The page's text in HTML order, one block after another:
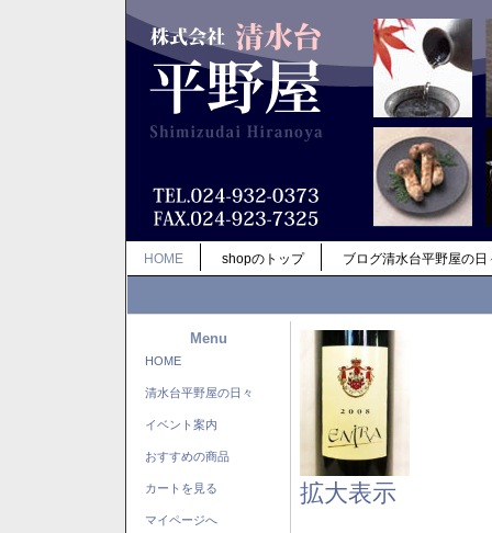
HOME shopのトップ ブログ清水台平野屋の日
Menu
HOME
清水台平野屋の日々
イベント案内
おすすめの商品
カートを見る
マイページへ
拡大表示